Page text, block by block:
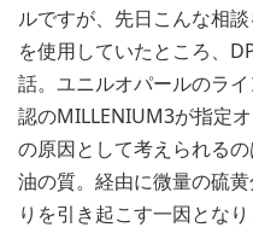
ルですが、先日こんな相
を使用していたところ、
話。ユニルオパールのラ
認のMILLENIUM3が指定
の原因として考えられる
油の質。経由に微量の硫
りを引き起こす一因とな